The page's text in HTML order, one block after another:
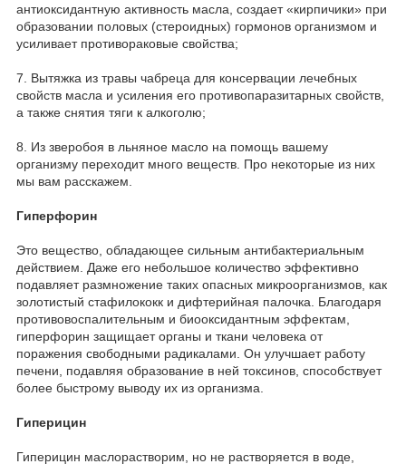
антиоксидантную активность масла, создает «кирпичики» при
образовании половых (стероидных) гормонов организмом и
усиливает противораковые свойства;
7. Вытяжка из травы чабреца для консервации лечебных
свойств масла и усиления его противопаразитарных свойств,
а также снятия тяги к алкоголю;
8. Из зверобоя в льняное масло на помощь вашему
организму переходит много веществ. Про некоторые из них
мы вам расскажем.
Гиперфорин
Это вещество, обладающее сильным антибактериальным
действием. Даже его небольшое количество эффективно
подавляет размножение таких опасных микроорганизмов, как
золотистый стафилококк и дифтерийная палочка. Благодаря
противовоспалительным и биооксидантным эффектам,
гиперфорин защищает органы и ткани человека от
поражения свободными радикалами. Он улучшает работу
печени, подавляя образование в ней токсинов, способствует
более быстрому выводу их из организма.
Гиперицин
Гиперицин маслорастворим, но не растворяется в воде,